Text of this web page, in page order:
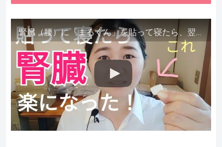
腎臓（腰）に「まるくん」を貼って寝たら、翌朝めちゃ楽でびっくりしました。腎臓叩いても痛くない！【お客様の声を試してみた】